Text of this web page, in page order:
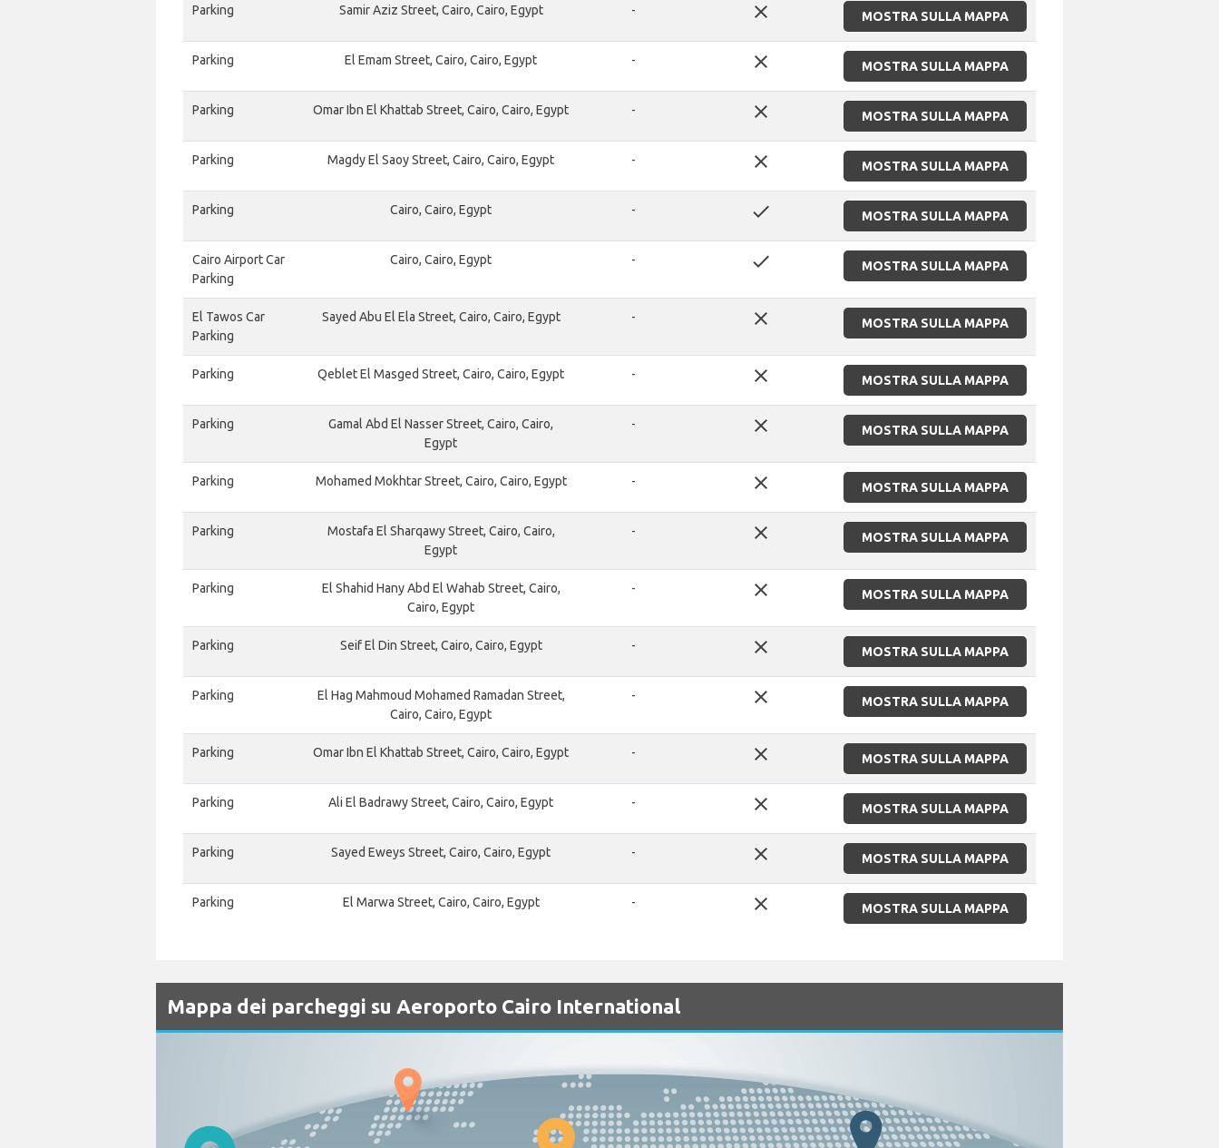
Parking Samir Aziz Street, Cairo, Cairo, Egypt - close MOSTRA SULLA MAPPA
Parking El Emam Street, Cairo, Cairo, Egypt - close MOSTRA SULLA MAPPA
Parking Omar Ibn El Khattab Street, Cairo, Cairo, Egypt - close MOSTRA SULLA MAPPA
Parking Magdy El Saoy Street, Cairo, Cairo, Egypt - close MOSTRA SULLA MAPPA
Parking Cairo, Cairo, Egypt - done MOSTRA SULLA MAPPA
Cairo Airport Car
Parking
Cairo, Cairo, Egypt - done MOSTRA SULLA MAPPA
El Tawos Car
Parking
Sayed Abu El Ela Street, Cairo, Cairo, Egypt - close MOSTRA SULLA MAPPA
Parking Qeblet El Masged Street, Cairo, Cairo, Egypt - close MOSTRA SULLA MAPPA
Parking
Gamal Abd El Nasser Street, Cairo, Cairo,
Egypt
- close MOSTRA SULLA MAPPA
Parking Mohamed Mokhtar Street, Cairo, Cairo, Egypt - close MOSTRA SULLA MAPPA
Parking
Mostafa El Sharqawy Street, Cairo, Cairo,
Egypt
- close MOSTRA SULLA MAPPA
Parking
El Shahid Hany Abd El Wahab Street, Cairo,
Cairo, Egypt
- close MOSTRA SULLA MAPPA
Parking Seif El Din Street, Cairo, Cairo, Egypt - close MOSTRA SULLA MAPPA
Parking
El Hag Mahmoud Mohamed Ramadan Street,
Cairo, Cairo, Egypt
- close MOSTRA SULLA MAPPA
Parking Omar Ibn El Khattab Street, Cairo, Cairo, Egypt - close MOSTRA SULLA MAPPA
Parking Ali El Badrawy Street, Cairo, Cairo, Egypt - close MOSTRA SULLA MAPPA
Parking Sayed Eweys Street, Cairo, Cairo, Egypt - close MOSTRA SULLA MAPPA
Parking El Marwa Street, Cairo, Cairo, Egypt - close MOSTRA SULLA MAPPA
Mappa dei parcheggi su Aeroporto Cairo International